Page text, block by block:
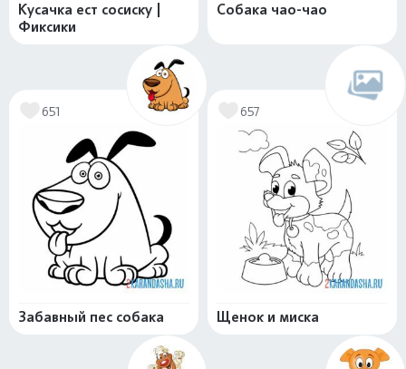
Кусачка ест сосиску |
Фиксики
Собака чао-чао
651
Забавный пес собака
657
Щенок и миска